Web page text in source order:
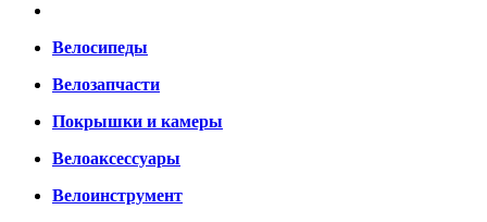
Велосипеды
Велозапчасти
Покрышки и камеры
Велоаксессуары
Велоинструмент